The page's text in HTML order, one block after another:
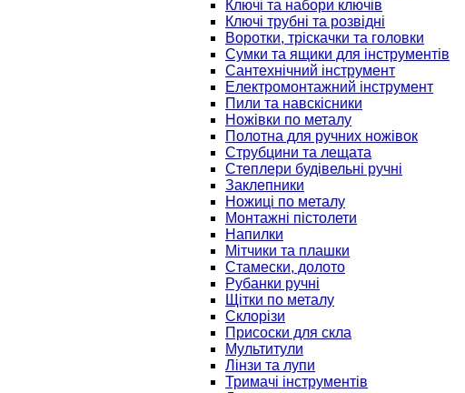
Ключі та набори ключів
Ключі трубні та розвідні
Воротки, тріскачки та головки
Сумки та ящики для інструментів
Сантехнічний інструмент
Електромонтажний інструмент
Пили та навскісники
Ножівки по металу
Полотна для ручних ножівок
Струбцини та лещата
Степлери будівельні ручні
Заклепники
Ножиці по металу
Монтажні пістолети
Напилки
Мітчики та плашки
Стамески, долото
Рубанки ручні
Щітки по металу
Склорізи
Присоски для скла
Мультитули
Лінзи та лупи
Тримачі інструментів